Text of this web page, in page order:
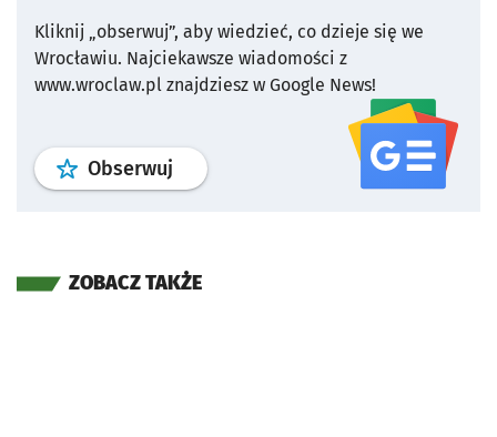
Kliknij „obserwuj”, aby wiedzieć, co dzieje się we
Wrocławiu. Najciekawsze wiadomości z
www.wroclaw.pl znajdziesz w Google News!
Obserwuj profil serwisu
ZOBACZ TAKŻE